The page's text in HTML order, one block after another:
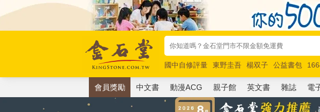
國中自修評量 東野圭吾 楊双子 公益書包
唯紅花綻放
奧德賽 路邊攤新作 馬斯克 玩具
會員獎勵 中文書 動漫ACG 親子館 英文書 雜誌 電